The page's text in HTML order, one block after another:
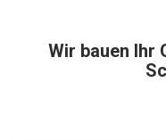
Wir bauen Ihr